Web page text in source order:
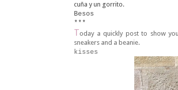
cuña y un gorrito.
Besos
***
Today a quickly post to show
sneakers and a beanie.
kisses